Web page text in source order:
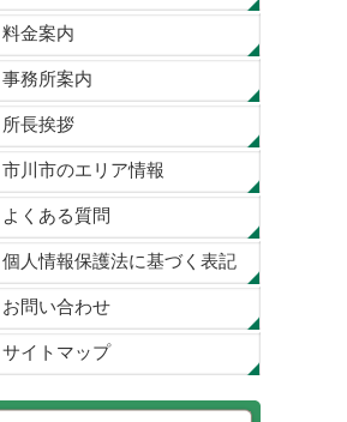
料金案内
事務所案内
所長挨拶
市川市のエリア情報
よくある質問
個人情報保護法に基づく表記
お問い合わせ
サイトマップ